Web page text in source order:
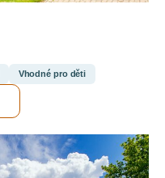
Vhodné pro děti